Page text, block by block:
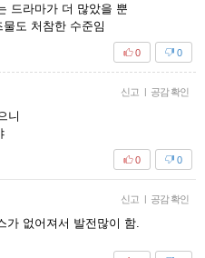
드라마가 더 많았을 뿐
도 처참한 수준임
0
0
신고 | 공감 확인
니
0
0
신고 | 공감 확인
가 없어져서 발전많이 함.